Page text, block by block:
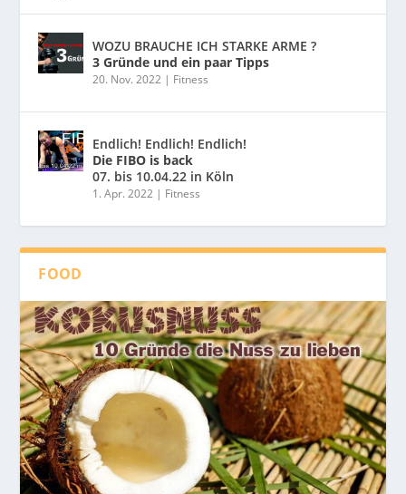
WOZU BRAUCHE ICH STARKE ARME ?
3 Gründe und ein paar Tipps
20. Nov. 2022 | Fitness
Endlich! Endlich! Endlich!
Die FIBO is back
07. bis 10.04.22 in Köln
1. Apr. 2022 | Fitness
FOOD